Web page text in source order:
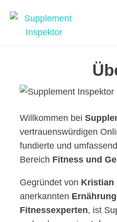
Willkommen bei
vertrauenswürdigen
fundierte und
Bereich Fitness und
Gegründet von Kristian
anerkannten
Fitnessexperten, ist